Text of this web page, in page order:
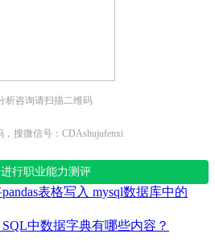
析咨询请扫描二维码
，搜微信号：CDAshujufenxi
行职业能力测评
表格写入 mysql数据库中的
中数据字典有哪些内容？